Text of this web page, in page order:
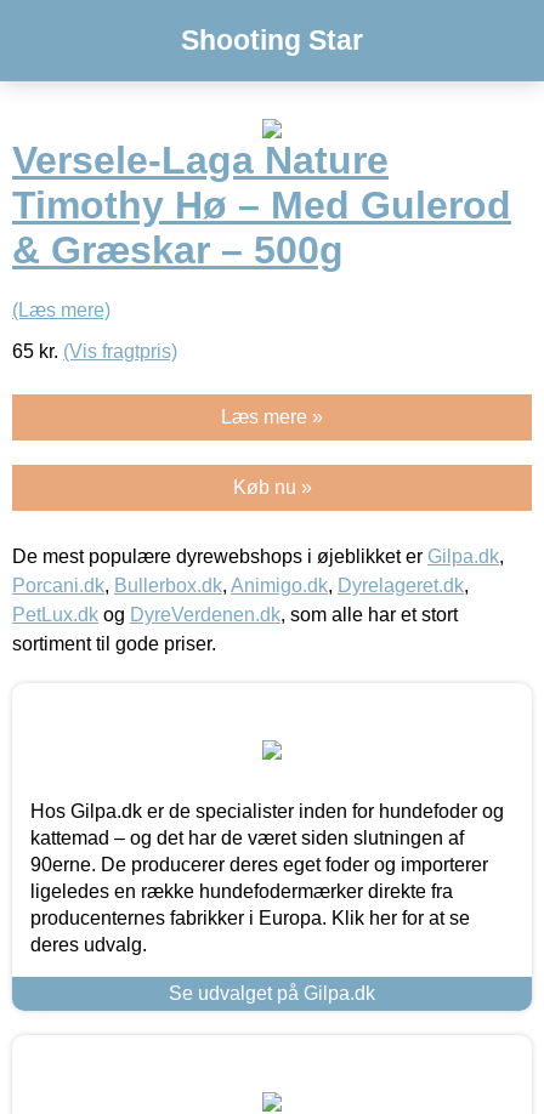
Shooting Star
Versele-Laga Nature
Timothy Hø – Med Gulerod
& Græskar – 500g
(Læs mere)
65 kr. (Vis fragtpris)
Læs mere »
Køb nu »
De mest populære dyrewebshops i øjeblikket er Gilpa.dk,
Porcani.dk, Bullerbox.dk, Animigo.dk, Dyrelageret.dk,
PetLux.dk og DyreVerdenen.dk, som alle har et stort
sortiment til gode priser.
Hos Gilpa.dk er de specialister inden for hundefoder og
kattemad – og det har de været siden slutningen af
90erne. De producerer deres eget foder og importerer
ligeledes en række hundefodermærker direkte fra
producenternes fabrikker i Europa. Klik her for at se
deres udvalg.
Se udvalget på Gilpa.dk